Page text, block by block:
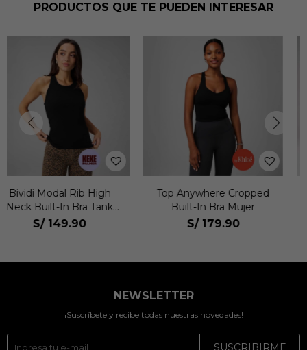
PRODUCTOS QUE TE PUEDEN INTERESAR
Top Anywhere Cropped
Built-In Bra Mujer
S/ 179.90
Bividi Anywhere Cropped
Built-In Bra Bividi Mujer
S/ 179.90
NEWSLETTER
¡Suscríbete y recibe todas nuestras novedades!
SUSCRIBIRME